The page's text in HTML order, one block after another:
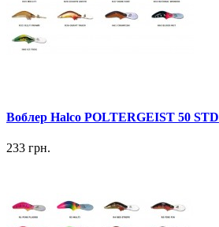
Воблер Halco POLTERGEIST 50 STD
233 грн.